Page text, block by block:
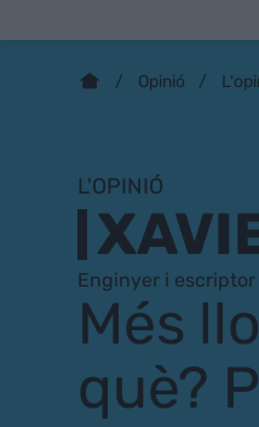
Opinió
L'OPINIÓ
Enginyer i escriptor
Més
què?